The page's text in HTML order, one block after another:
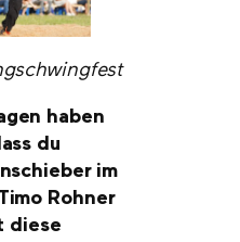
haben
du
im
Rohner
diese